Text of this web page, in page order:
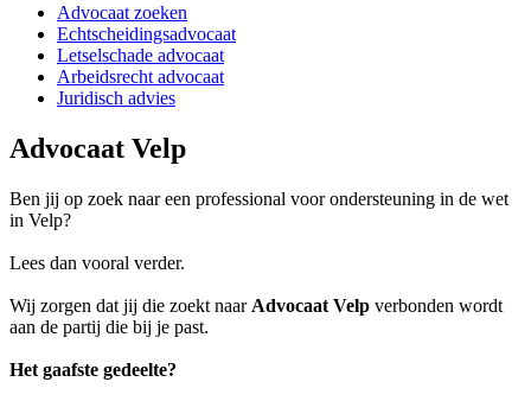
Advocaat zoeken
Echtscheidingsadvocaat
Letselschade advocaat
Arbeidsrecht advocaat
Juridisch advies
Advocaat Velp
Ben jij op zoek naar een professional voor ondersteuning in de wet
in Velp?
Lees dan vooral verder.
Wij zorgen dat jij die zoekt naar Advocaat Velp verbonden wordt
aan de partij die bij je past.
Het gaafste gedeelte?